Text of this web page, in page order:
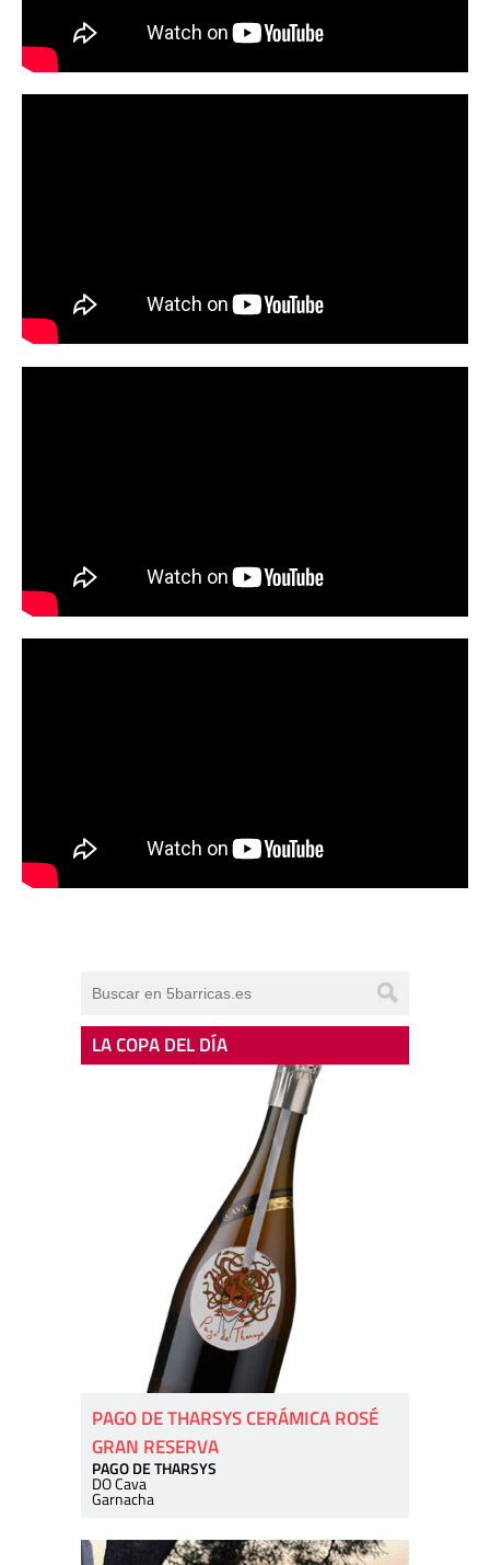
LA COPA DEL DÍA
PAGO DE THARSYS CERÁMICA ROSÉ
GRAN RESERVA
PAGO DE THARSYS
DO Cava
Garnacha